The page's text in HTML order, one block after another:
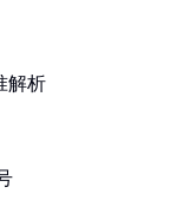
解析